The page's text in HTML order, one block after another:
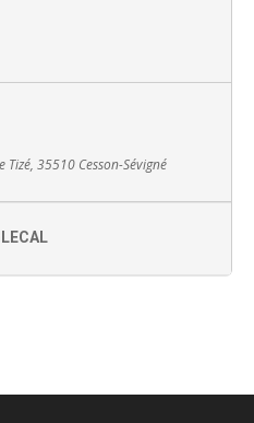
35510 Cesson-Sévigné